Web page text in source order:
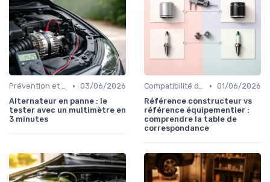
Prévention et Diagnostic des Pannes • 03/06/2026
Alternateur en panne : le
tester avec un multimètre en
3 minutes
Compatibilité des Pièces • 01/06/2026
Référence constructeur vs
référence équipementier :
comprendre la table de
correspondance